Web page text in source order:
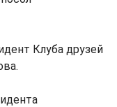
Клуба друзей